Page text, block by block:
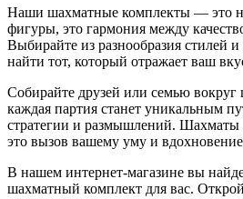
Наши шахматные комплекты — это
фигуры, это гармония между
Выбирайте из разнообразия стилей
найти тот, который отражает ваш
Собирайте друзей или семью
каждая партия станет уникальным
стратегии и размышлений. Шахматы
это вызов вашему уму и
В нашем интернет-магазине вы
шахматный комплект для вас.